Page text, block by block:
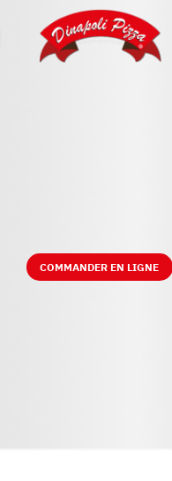
COMMANDER EN LIGNE